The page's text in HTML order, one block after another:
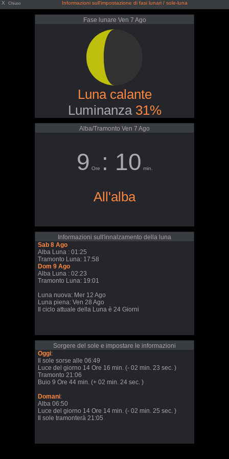
X Chiuso Informazioni sull'impostazione di fasi lunari / sole-luna
Fase lunare Ven 7 Ago
Luna calante
Luminanza 31%
Alba/Tramonto Ven 7 Ago
9 Ore : 10 min.
All'alba
Informazioni sull'innalzamento della luna
Sab 8 Ago
Alba Luna : 01:25
Tramonto Luna: 17:58
Dom 9 Ago
Alba Luna : 02:23
Tramonto Luna: 19:01
Luna nuova: Mer 12 Ago
Luna piena: Ven 28 Ago
Il ciclo attuale della Luna è 24 Giorni
Sorgere del sole e impostare le informazioni
Oggi:
Il sole sorse alle 06:49
Luce del giorno 14 Ore 16 min. (- 02 min. 23 sec. )
Tramonto 21:06
Buio 9 Ore 44 min. (+ 02 min. 24 sec. )
Domani:
Alba 06:50
Luce del giorno 14 Ore 14 min. (- 02 min. 25 sec. )
Il sole tramonterà 21:05